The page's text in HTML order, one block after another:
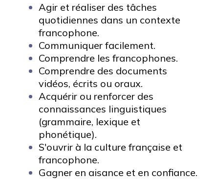
Agir et réaliser des tâches
quotidiennes dans un contexte
francophone.
Communiquer facilement.
Comprendre les francophones.
Comprendre des documents
vidéos, écrits ou oraux.
Acquérir ou renforcer des
connaissances linguistiques
(grammaire, lexique et
phonétique).
S'ouvrir à la culture française et
francophone.
Gagner en aisance et en confiance.